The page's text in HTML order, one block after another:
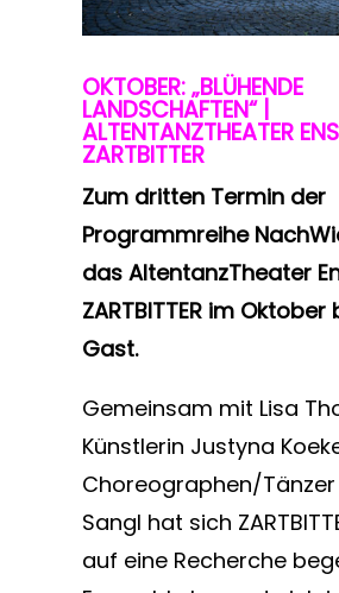
OKTOBER: „BLÜHENDE
LANDSCHAFTEN“ |
ALTENTANZTHEATER
ZARTBITTER
Zum dritten Termin der
Programmreihe
das AltentanzTheater
ZARTBITTER im Oktober
Gast.
Gemeinsam mit Lisa
Künstlerin Justyna
Choreographen/Tänzer
Sangl hat sich
auf eine Recherche